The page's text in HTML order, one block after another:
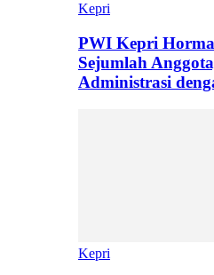
Kepri
PWI Kepri
Sejumlah
Administrasi
Kepri